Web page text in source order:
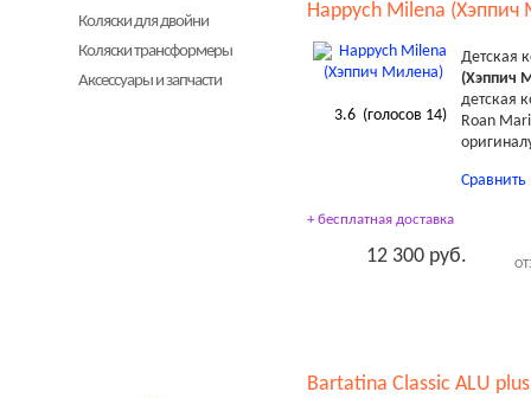
Happych Milena (Хэппич
3.6(голосов 14)
Детская
(Хэппич
детская
Roan
Сравнить
+ бесплатная доставка
12 300 руб.
Bartatina Classic ALU
Коляски для двойни
Коляски трансформеры
Аксессуары и запчасти